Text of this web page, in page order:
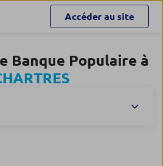
Accéder au site
Banque Populaire à